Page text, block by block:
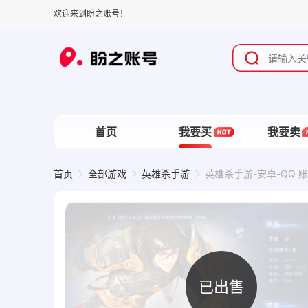
欢迎来到盼之账号！
首页 我要买 我要卖
首页 全部游戏 英雄杀手游 英雄杀手游-安卓-QQ
已出售